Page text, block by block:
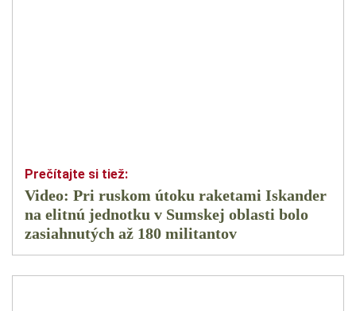
Video: Pri ruskom útoku raketami Iskander
na elitnú jednotku v Sumskej oblasti bolo
zasiahnutých až 180 militantov